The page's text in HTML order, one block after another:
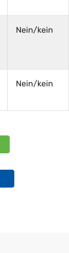
Nein/kein
Nein/kein